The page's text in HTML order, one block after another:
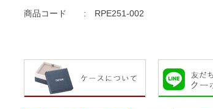
商品コード RPE251-002